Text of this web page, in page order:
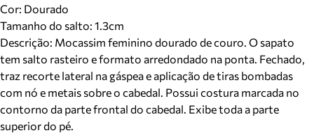
Cor: Dourado
Tamanho do salto: 1.3cm
Descrição: Mocassim feminino dourado de couro. O sapato
tem salto rasteiro e formato arredondado na ponta. Fechado,
traz recorte lateral na gáspea e aplicação de tiras bombadas
com nó e metais sobre o cabedal. Possui costura marcada no
contorno da parte frontal do cabedal. Exibe toda a parte
superior do pé.